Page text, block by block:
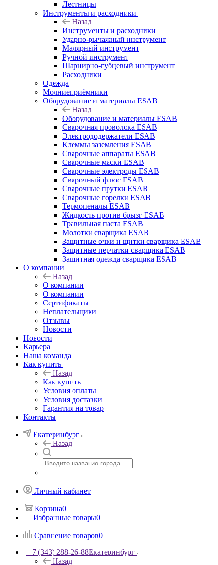
Лестницы
Инструменты и расходники
Назад
Инструменты и расходники
Ударно-рычажный инструмент
Малярный инструмент
Ручной инструмент
Шарнирно-губцевый инструмент
Расходники
Одежда
Молниеприёмники
Оборудование и материалы ESAB
Назад
Оборудование и материалы ESAB
Сварочная проволока ESAB
Электрододержатели ESAB
Клеммы заземления ESAB
Сварочные аппараты ESAB
Сварочные маски ESAB
Сварочные электроды ESAB
Сварочный флюс ESAB
Сварочные прутки ESAB
Сварочные горелки ESAB
Термопеналы ESAB
Жидкость против брызг ESAB
Травильная паста ESAB
Молотки сварщика ESAB
Защитные очки и щитки сварщика ESAB
Защитные перчатки сварщика ESAB
Защитная одежда сварщика ESAB
О компании
Назад
О компании
О компании
Сертификаты
Неплательщики
Отзывы
Новости
Новости
Карьера
Наша команда
Как купить
Назад
Как купить
Условия оплаты
Условия доставки
Гарантия на товар
Контакты
Екатеринбург
Назад
Личный кабинет
Корзина0
Избранные товары0
Сравнение товаров0
+7 (343) 288-26-88Екатеринбург
Назад